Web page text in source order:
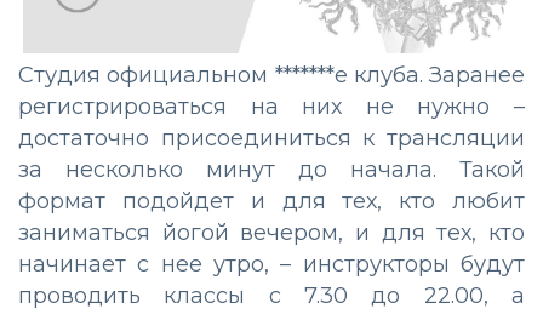
Студияофициальном *******е клуба. Заранее
регистрироваться на них не нужно –
достаточно присоединиться к трансляции
за несколько минут до начала. Такой
формат подойдет и для тех, кто любит
заниматься йогой вечером, и для тех, кто
начинает с нее утро, – инструкторы будут
проводить классы с 7.30 до 22.00, а